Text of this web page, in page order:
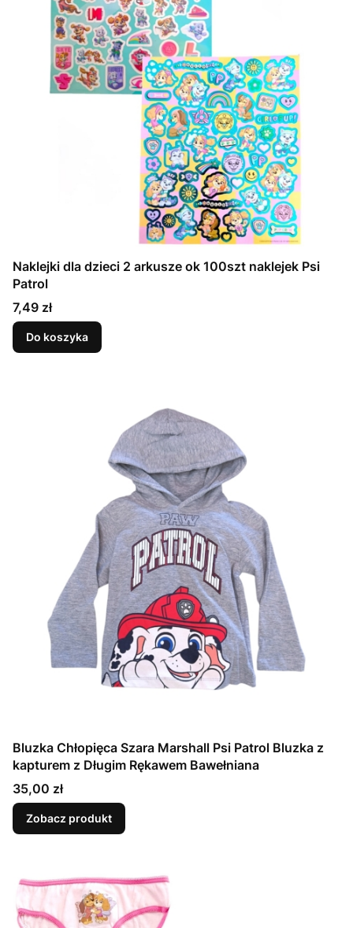
Naklejki dla dzieci 2 arkusze ok 100szt naklejek Psi
Patrol
Cena
7,49 zł
Do koszyka
Bluzka Chłopięca Szara Marshall Psi Patrol Bluzka z
kapturem z Długim Rękawem Bawełniana
Cena
35,00 zł
Zobacz produkt